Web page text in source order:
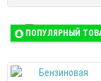
ПОПУЛЯРНЫЙ